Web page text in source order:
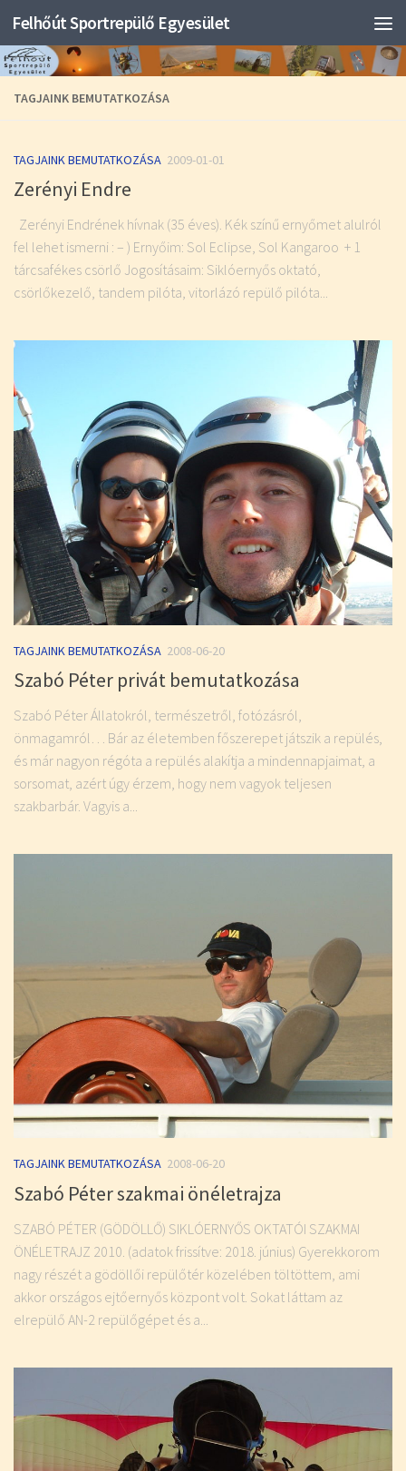
Felhőút Sportrepülő Egyesület
TAGJAINK BEMUTATKOZÁSA
TAGJAINK BEMUTATKOZÁSA 2009-01-01
Zerényi Endre
Zerényi Endrének hívnak (35 éves). Kék színű ernyőmet alulról
fel lehet ismerni : – ) Ernyőim: Sol Eclipse, Sol Kangaroo + 1
tárcsafékes csörlő Jogosításaim: Siklóernyős oktató,
csörlőkezelő, tandem pilóta, vitorlázó repülő pilóta...
TAGJAINK BEMUTATKOZÁSA 2008-06-20
Szabó Péter privát bemutatkozása
Szabó Péter Állatokról, természetről, fotózásról,
önmagamról… Bár az életemben főszerepet játszik a repülés,
és már nagyon régóta a repülés alakítja a mindennapjaimat, a
sorsomat, azért úgy érzem, hogy nem vagyok teljesen
szakbarbár. Vagyis a...
TAGJAINK BEMUTATKOZÁSA 2008-06-20
Szabó Péter szakmai önéletrajza
SZABÓ PÉTER (GÖDÖLLŐ) SIKLÓERNYŐS OKTATÓI SZAKMAI
ÖNÉLETRAJZ 2010. (adatok frissítve: 2018. június) Gyerekkorom
nagy részét a gödöllői repülőtér közelében töltöttem, ami
akkor országos ejtőernyős központ volt. Sokat láttam az
elrepülő AN-2 repülőgépet és a...